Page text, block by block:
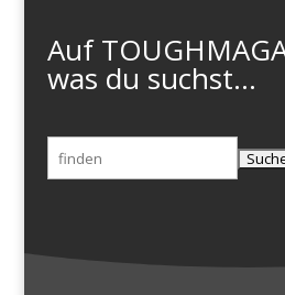
Auf
was du suchst...
Suchen
nach: